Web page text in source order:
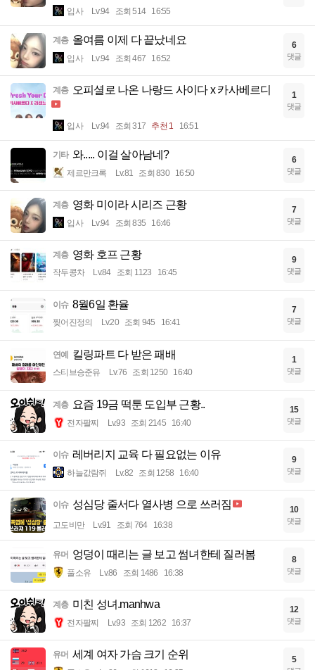
입사 Lv.94 조회 514 16:55
계층 올여름 이제 다 끝났네요
입사 Lv.94 조회 467 16:52
6
댓글
계층 오피셜로 나온 나랑드 사이다 x 카사베르디
입사 Lv.94 조회 317 추천 1 16:51
1
댓글
기타 와..... 이걸 살아남네?
제르만크록 Lv.81 조회 830 16:50
6
댓글
계층 영화 미이라 시리즈 근황
입사 Lv.94 조회 835 16:46
7
댓글
계층 영화 호프 근황
작두콩차 Lv.84 조회 1123 16:45
9
댓글
이슈 8월6일 환율
찢어진정의 Lv.20 조회 945 16:41
7
댓글
연예 킬링파트 다 받은 패배
스티브승준유 Lv.76 조회 1250 16:40
1
댓글
계층 요즘 19금 떡툰 도입부 근황..
전자팔찌 Lv.93 조회 2145 16:40
15
댓글
이슈 레버리지 교육 다 필요없는 이유
하늘값람쥐 Lv.82 조회 1258 16:40
9
댓글
이슈 성심당 줄서다 열사병 으로 쓰러짐
고도비만 Lv.91 조회 764 16:38
10
댓글
유머 엉덩이 때리는 글 보고 썸녀한테 질러봄
풀소유 Lv.86 조회 1486 16:38
8
댓글
계층 미친 성녀.manhwa
전자팔찌 Lv.93 조회 1262 16:37
12
댓글
유머 세계 여자 가슴 크기 순위 5